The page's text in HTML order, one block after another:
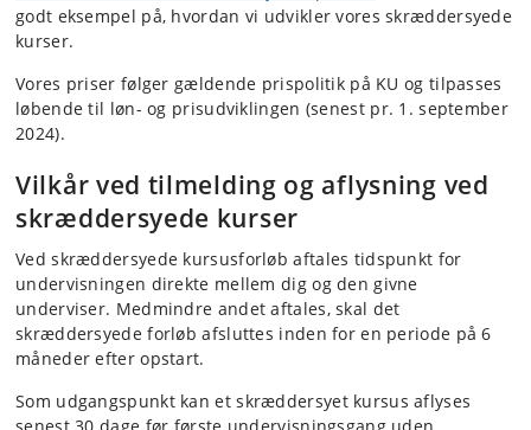
godt eksempel på, hvordan vi udvikler vores skræddersyede
kurser.
Vores priser følger gældende prispolitik på KU og tilpasses
løbende til løn- og prisudviklingen (senest pr. 1. september
2024).
Vilkår ved tilmelding og aflysning ved
skræddersyede kurser
Ved skræddersyede kursusforløb aftales tidspunkt for
undervisningen direkte mellem dig og den givne
underviser. Medmindre andet aftales, skal det
skræddersyede forløb afsluttes inden for en periode på 6
måneder efter opstart.
Som udgangspunkt kan et skræddersyet kursus aflyses